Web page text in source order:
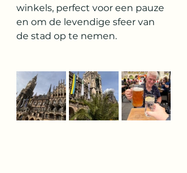
winkels, perfect voor een pauze
en om de levendige sfeer van
de stad op te nemen.